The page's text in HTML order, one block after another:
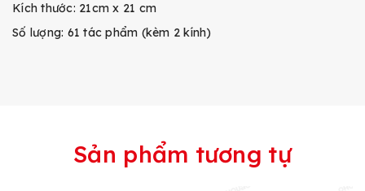
Kích thước: 21cm x 21 cm
Số lượng: 61 tác phẩm (kèm 2 kính)
Sản phẩm tương tự